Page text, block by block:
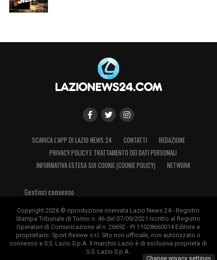
SCARICA L’APP DI LAZIO NEWS 24 CONTATTI
REDAZIONE
PRIVACY POLICY E TRATTAMENTO DEI DATI PERSONALI
INFORMATIVA ESTESA SUI COOKIE (COOKIE POLICY)
NETWORK
Gestisci consenso
Copyright 2026 © riproduzione riservata Lazio News 24 - Registro
Stampa Tribunale di Torino n. 46 del 07/09/2021 Iscritto al Registro
Operatori di Comunicazione al n. 26692 - PI 11028660014 Editore e
proprietario: Sport Review s.r.l. Sito non ufficiale, non autorizzato o
connesso a S.S. Lazio S.p.A. Il marchio Lazio è di esclusiva proprietà di
S.S. Lazio S.p.A.
Change privacy settings